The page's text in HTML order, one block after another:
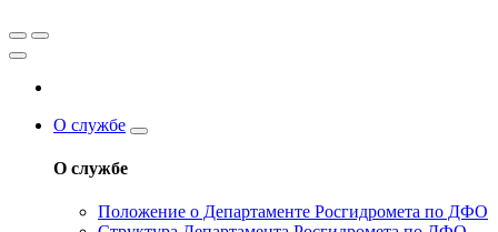
О службе
О службе
Положение о Департаменте Росгидромета по ДФО